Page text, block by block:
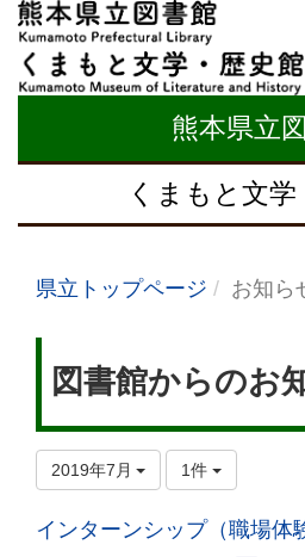
熊本県立
くまもと文学
県立トップページ お知ら
図書館からのお
2019年7月 1件
インターンシップ（職場